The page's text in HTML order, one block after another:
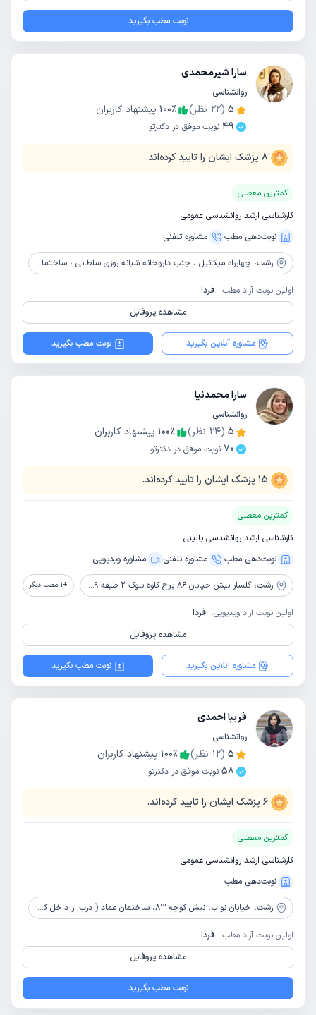
نوبت مطب بگیرید
سارا شیرمحمدی
روانشناسی
5
(
22 نظر) 100٪
پیشنهاد کاربران
49 نوبت موفق در دکترتو
8 پزشک ایشان را تایید کرده‌اند.
کمترین معطلی
کارشناسی ارشد روانشناسی عمومی
نوبت‌دهی مطب
مشاوره‌ تلفنی
رشت، چهارراه میکائیل ، جنب داروخانه شبانه روزی سلطانی ، ساختمان سهند ، طبقه 2 ، واحد 5
اولین نوبت آزاد مطب: فردا
مشاهده پروفایل
مشاوره آنلاین بگیرید نوبت مطب بگیرید
سارا محمدنیا
روانشناسی
5
(
24 نظر) 100٪
پیشنهاد کاربران
70 نوبت موفق در دکترتو
15 پزشک ایشان را تایید کرده‌اند.
کمترین معطلی
کارشناسی ارشد روانشناسی بالینی
نوبت‌دهی مطب
مشاوره‌ تلفنی مشاوره ویدیویی
رشت،گلسار نبش خیابان 86 برج کاوه بلوک 2 طبقه 9 مرکز مشاوره آرتا +
1 مطب دیگر
اولین نوبت آزاد ویدیویی: فردا
مشاهده پروفایل
مشاوره آنلاین بگیرید نوبت مطب بگیرید
فریبا احمدی
روانشناسی
5
(
12 نظر) 100٪
پیشنهاد کاربران
58 نوبت موفق در دکترتو
6 پزشک ایشان را تایید کرده‌اند.
کمترین معطلی
کارشناسی ارشد روانشناسی عمومی
نوبت‌دهی مطب
رشت، خیابان نواب، نبش کوچه 83، ساختمان عماد ( درب از داخل کوچه)، واحد اول
اولین نوبت آزاد مطب: فردا
مشاهده پروفایل
نوبت مطب بگیرید